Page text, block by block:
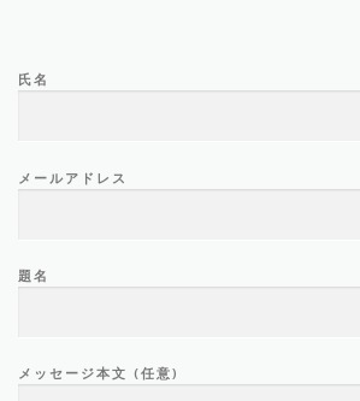
氏名
メールアドレス
題名
メッセージ本文 (任意)